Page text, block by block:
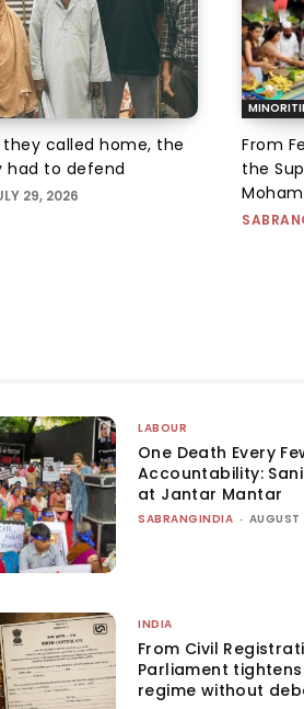
called home, the
had to defend
29, 2026
From
the
LABOUR
One Death Every
Accountability:
at Jantar Mantar
SABRANGINDIA -
INDIA
From Civil
Parliament
regime without